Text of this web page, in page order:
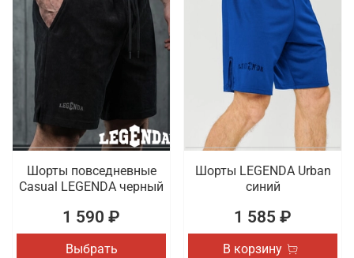
Шорты повседневные
Casual LEGENDA черный
1 590 ₽
Выбрать
Шорты LEGENDA Urban
синий
1 585 ₽
В корзину